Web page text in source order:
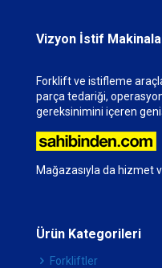
Vizyon İstif
Forklift ve istifleme
parça tedariği,
gereksinimini içeren
Mağazasıyla da hizmet
Ürün Kategorileri
Forkliftler